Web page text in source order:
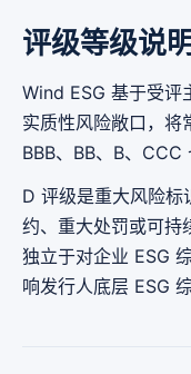
评级等级说明
Wind ESG 基于受评
实质性风险敞口，将
BBB、BB、B、CCC
D 评级是重大风险标
约、重大处罚或可持
独立于对企业 ESG
响发行人底层 ESG